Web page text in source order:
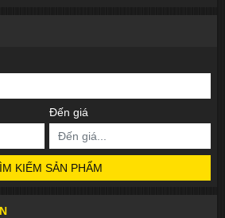
Đến giá
KIẾM SẢN PHẨM